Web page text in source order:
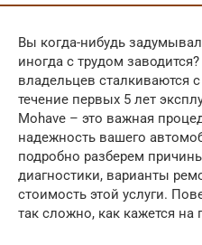
Вы когда-нибудь
иногда с трудом
владельцев сталкиваются
течение первых 5 лет
Mohave – это важная
надежность вашего
подробно разберем
диагностики, варианты
стоимость этой услуги.
так сложно, как кажется на